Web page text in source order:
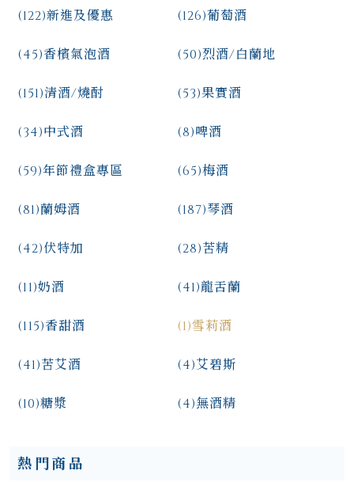
新進及優惠
(122) 葡萄酒
(126)
香檳氣泡酒
(45) 烈酒/白蘭地
(50)
清酒/燒酎
(151) 果實酒
(53)
中式酒
(34) 啤酒
(8)
年節禮盒專區
(59) 梅酒
(65)
蘭姆酒
(81) 琴酒
(187)
伏特加
(42) 苦精
(28)
奶酒
(11) 龍舌蘭
(41)
香甜酒
(115) 雪莉酒
(1)
苦艾酒
(41) 艾碧斯
(4)
糖漿
(10) 無酒精
(4)
熱門商品